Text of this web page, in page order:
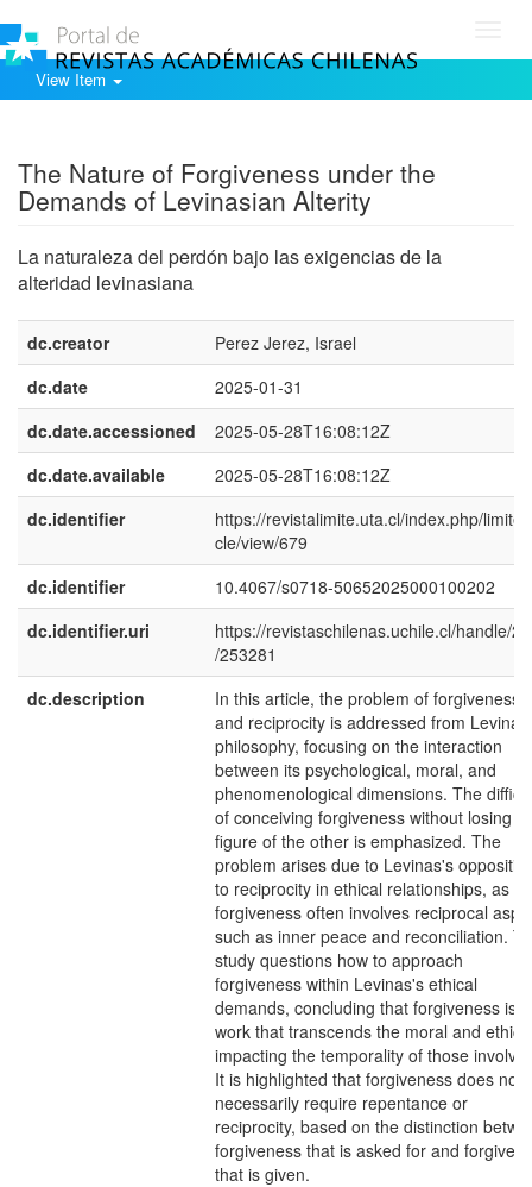
View Item
The Nature of Forgiveness under the
Demands of Levinasian Alterity
La naturaleza del perdón bajo las exigencias de la
alteridad levinasiana
dc.creator
Perez Jerez, Israel
dc.date
2025-01-31
dc.date.accessioned
2025-05-28T16:08:12Z
dc.date.available
2025-05-28T16:08:12Z
dc.identifier
https://revistalimite.uta.cl/index.php/limite/
cle/view/679
dc.identifier
10.4067/s0718-50652025000100202
dc.identifier.uri
https://revistaschilenas.uchile.cl/handle/
/253281
dc.description
In this article, the problem of forgiveness
and reciprocity is addressed from
philosophy, focusing on the interaction
between its psychological, moral, and
phenomenological dimensions. The
of conceiving forgiveness without losing
figure of the other is emphasized. The
problem arises due to Levinas's
to reciprocity in ethical relationships, as
forgiveness often involves reciprocal
such as inner peace and reconciliation.
study questions how to approach
forgiveness within Levinas's ethical
demands, concluding that forgiveness is a
work that transcends the moral and
impacting the temporality of those
It is highlighted that forgiveness does not
necessarily require repentance or
reciprocity, based on the distinction
forgiveness that is asked for and
that is given.